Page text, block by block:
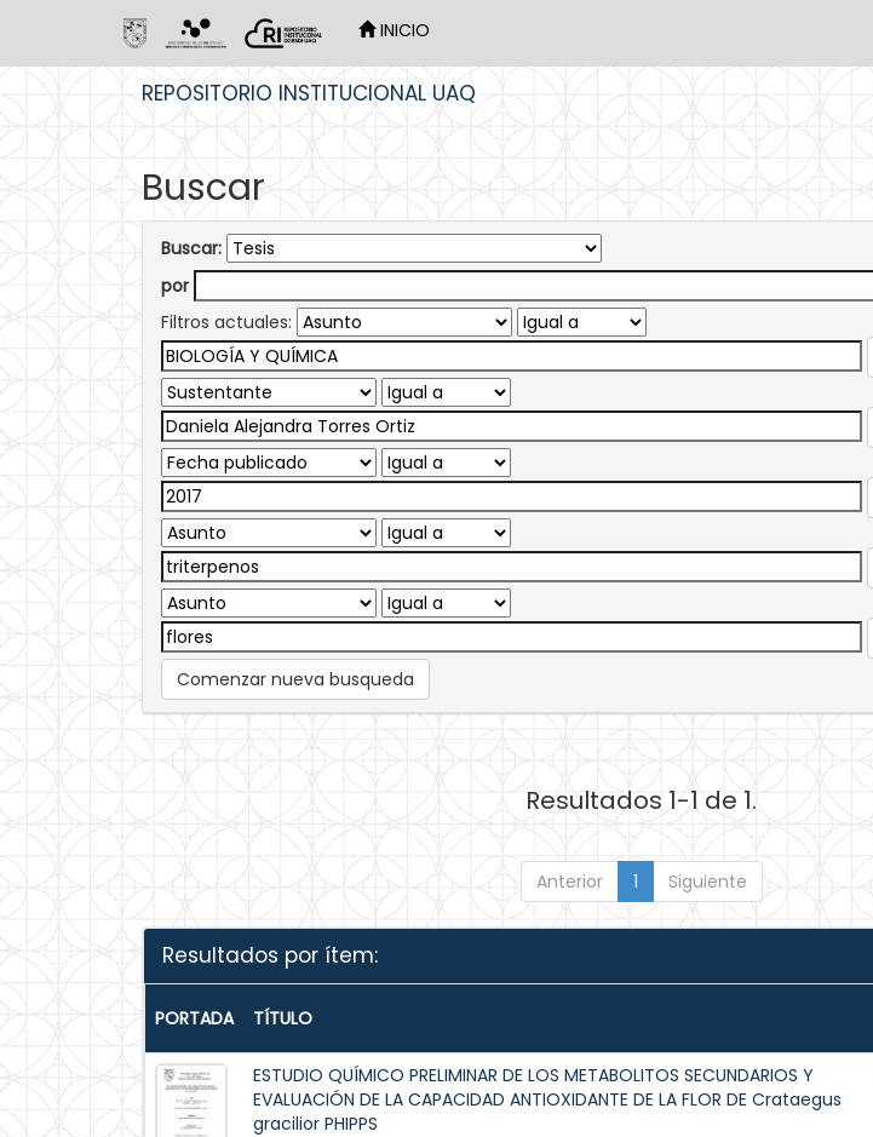
INICIO
REPOSITORIO INSTITUCIONAL UAQ
Buscar
Buscar:
por
Filtros actuales:
Comenzar nueva busqueda
Resultados 1-1 de 1.
Anterior 1 Siguiente
Resultados por ítem:
PORTADA TÍTULO
ESTUDIO QUÍMICO PRELIMINAR DE LOS METABOLITOS SECUNDARIOS Y
EVALUACIÓN DE LA CAPACIDAD ANTIOXIDANTE DE LA FLOR DE Crataegus
gracilior PHIPPS